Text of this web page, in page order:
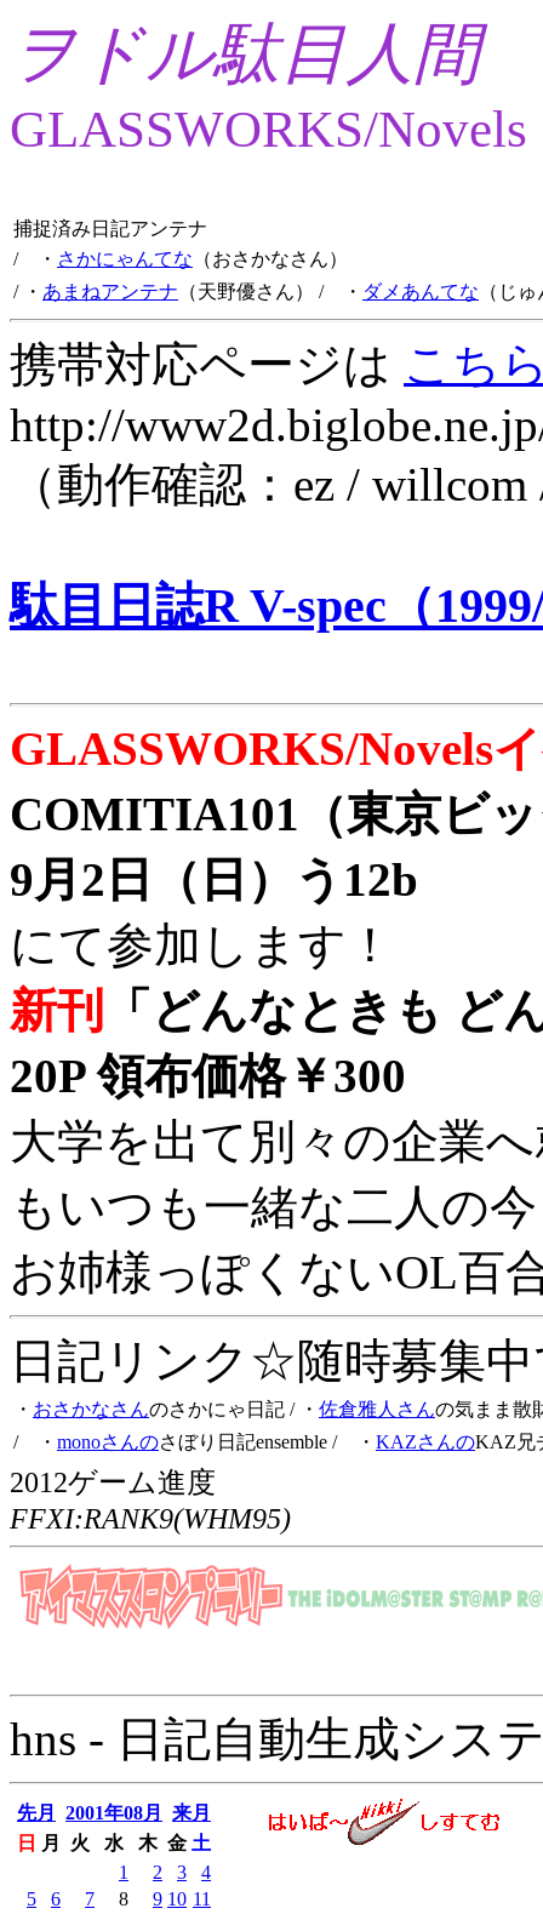
ヲドル駄目人間
GLASSWORKS/Novels
捕捉済み日記アンテナ
/ ・ さかにゃんてな （おさかなさん）
/ ・ あまねアンテナ （天野優さん） / ・ ダメあんてな （じ
携帯対応ページは こち
http://
（動作確認：ez /
駄目日誌R V-spec（
GLASSWORKS/Novels
COMITIA101（東京ビ
9月2日（日）う12b
にて参加します！
新刊
「どんなときも ど
20P 領布価格￥300
大学を出て別々の企業
もいつも一緒な二人の
お姉様っぽくないOL百
日記リンク☆随時募集
・ おさかなさんのさかにゃ日記 / ・ 佐倉雅人さんの気まま散
/ ・ monoさんのさぼり日記ensemble / ・ KAZさんのKAZ兄
2012ゲーム進度
FFXI:RANK9(WHM95)
hns - 日記自動生成シス
先月 2001年08月
来月
日
月 火 水 木 金 土
1
2 3
4
5
6 7 8 9 10 11